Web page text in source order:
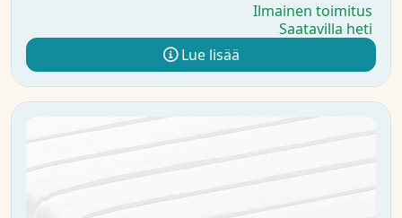
Ilmainen toimitus
Saatavilla heti
Lue lisää